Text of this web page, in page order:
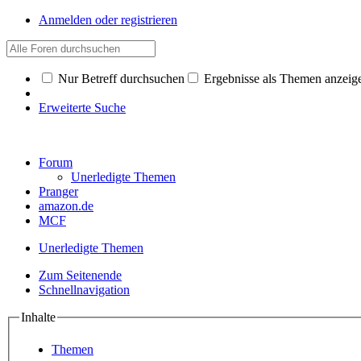
Anmelden oder registrieren
Nur Betreff durchsuchen Ergebnisse als Themen
Erweiterte Suche
Forum
Unerledigte Themen
Pranger
amazon.de
MCF
Unerledigte Themen
Zum Seitenende
Schnellnavigation
Inhalte
Themen